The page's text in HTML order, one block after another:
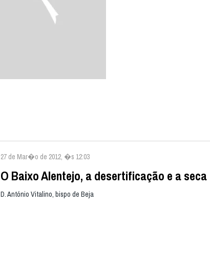
27 de Mar�o de 2012, �s 12:03
O Baixo Alentejo, a desertificação e a seca
D. António Vitalino, bispo de Beja